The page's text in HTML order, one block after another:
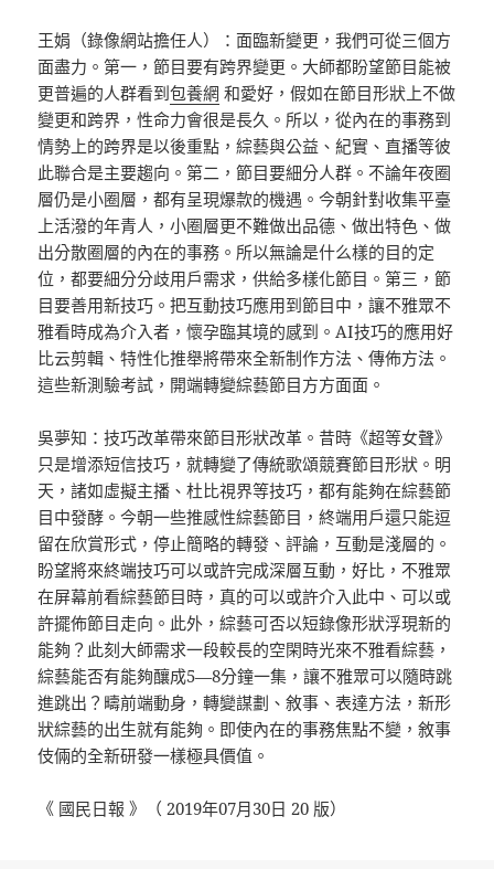
王娟（錄像網站擔任人）：面臨新變更，我們可從三個方
面盡力。第一，節目要有跨界變更。大師都盼望節目能被
更普遍的人群看到包養網 和愛好，假如在節目形狀上不做
變更和跨界，性命力會很是長久。所以，從內在的事務到
情勢上的跨界是以後重點，綜藝與公益、紀實、直播等彼
此聯合是主要趨向。第二，節目要細分人群。不論年夜圈
層仍是小圈層，都有呈現爆款的機遇。今朝針對收集平臺
上活潑的年青人，小圈層更不難做出品德、做出特色、做
出分散圈層的內在的事務。所以無論是什么樣的目的定
位，都要細分分歧用戶需求，供給多樣化節目。第三，節
目要善用新技巧。把互動技巧應用到節目中，讓不雅眾不
雅看時成為介入者，懷孕臨其境的感到。AI技巧的應用好
比云剪輯、特性化推舉將帶來全新制作方法、傳佈方法。
這些新測驗考試，開端轉變綜藝節目方方面面。
吳夢知：技巧改革帶來節目形狀改革。昔時《超等女聲》
只是增添短信技巧，就轉變了傳統歌頌競賽節目形狀。明
天，諸如虛擬主播、杜比視界等技巧，都有能夠在綜藝節
目中發酵。今朝一些推感性綜藝節目，終端用戶還只能逗
留在欣賞形式，停止簡略的轉發、評論，互動是淺層的。
盼望將來終端技巧可以或許完成深層互動，好比，不雅眾
在屏幕前看綜藝節目時，真的可以或許介入此中、可以或
許擺佈節目走向。此外，綜藝可否以短錄像形狀浮現新的
能夠？此刻大師需求一段較長的空閑時光來不雅看綜藝，
綜藝能否有能夠釀成5—8分鐘一集，讓不雅眾可以隨時跳
進跳出？疇前端動身，轉變謀劃、敘事、表達方法，新形
狀綜藝的出生就有能夠。即使內在的事務焦點不變，敘事
伎倆的全新研發一樣極具價值。
《 國民日報 》（ 2019年07月30日 20 版）